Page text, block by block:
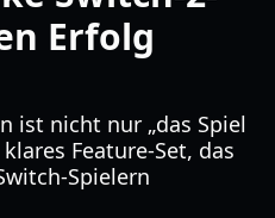
Erfolg
ist nicht nur „das Spiel
Feature-Set, das
Spielern